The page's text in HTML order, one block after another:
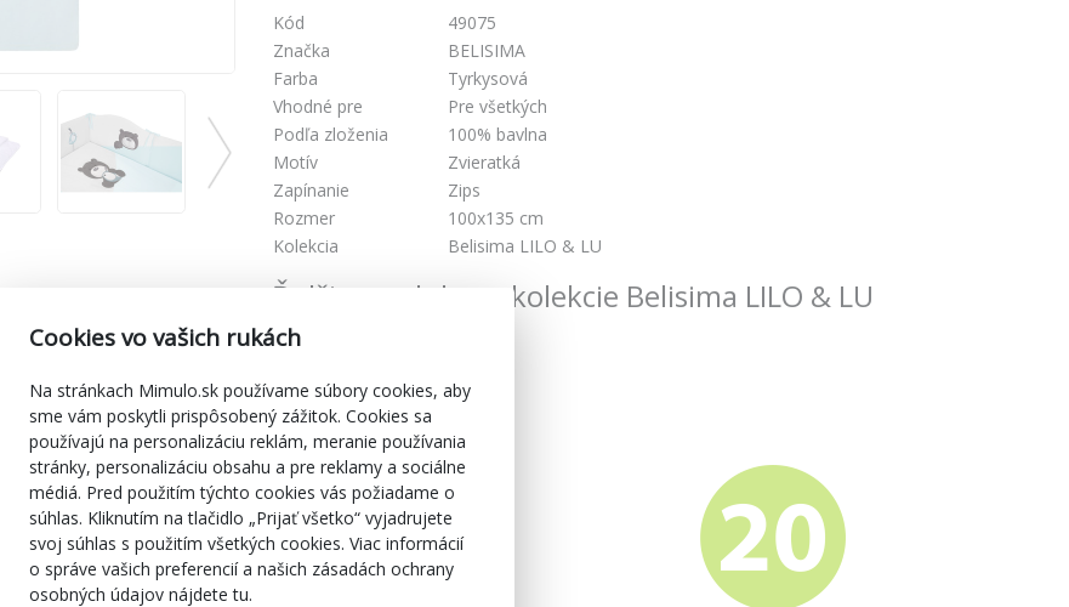
Kód
49075
Značka
BELISIMA
Farba
Tyrkysová
Vhodné pre
Pre všetkých
Podľa zloženia
100% bavlna
Motív
Zvieratká
Zapínanie
Zips
Rozmer
100x135 cm
Kolekcia
Belisima LILO & LU
Ďalšie produkty z kolekcie Belisima LILO & LU
Cookies vo vašich rukách
Na stránkach Mimulo.sk používame súbory cookies, aby
sme vám poskytli prispôsobený zážitok. Cookies sa
používajú na personalizáciu reklám, meranie používania
stránky, personalizáciu obsahu a pre reklamy a sociálne
médiá. Pred použitím týchto cookies vás požiadame o
súhlas. Kliknutím na tlačidlo „Prijať všetko“ vyjadrujete
svoj súhlas s použitím všetkých cookies. Viac informácií
o správe vašich preferencií a našich zásadách ochrany
osobných údajov nájdete tu.